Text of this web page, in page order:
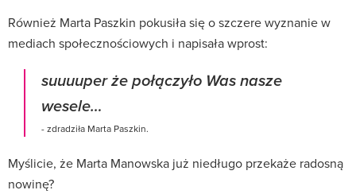
Również Marta Paszkin pokusiła się o szczere wyznanie w
mediach społecznościowych i napisała wprost:
suuuuper że połączyło Was nasze
wesele…
- zdradziła Marta Paszkin.
Myślicie, że Marta Manowska już niedługo przekaże radosną
nowinę?